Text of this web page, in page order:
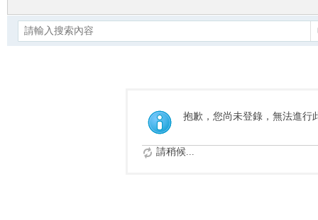
抱歉，您尚未登錄，無法進行
請稍候...